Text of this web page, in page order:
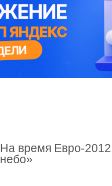
На время Евро-
небо»